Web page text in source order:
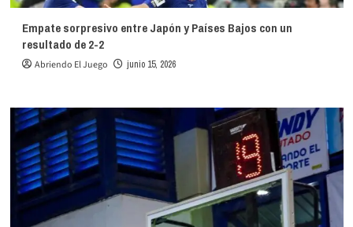
Empate sorpresivo entre Japón y Países Bajos con un
resultado de 2-2
Abriendo El Juego junio 15, 2026